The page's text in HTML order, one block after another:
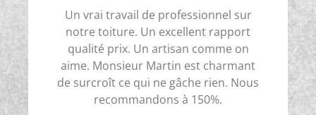
Un vrai travail de professionnel sur
notre toiture. Un excellent rapport
qualité prix. Un artisan comme on
aime. Monsieur Martin est charmant
de surcroît ce qui ne gâche rien. Nous
recommandons à 150%.